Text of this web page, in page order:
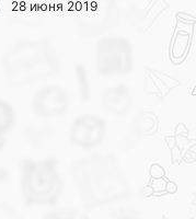
28 июня 2019